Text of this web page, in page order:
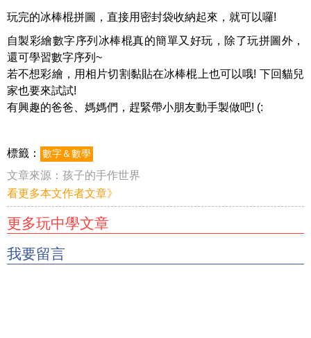
玩完的冰棒棍拼圖，直接用密封袋收納起來，就可以囉!
自製彩繪數字序列冰棒棍真的簡單又好玩，除了玩拼圖外，
還可學習數字序列~
若不想彩繪，用相片切割黏貼在冰棒棍上也可以哦! 下回貓兒
家也要來試試!
有興趣的爸爸、媽媽們，趕緊帶小朋友動手製做吧! (:
標籤： 數字＆數學
文章來源： 孩子的手作世界
看更多本文作者文章》
更多玩中學文章
我要留言